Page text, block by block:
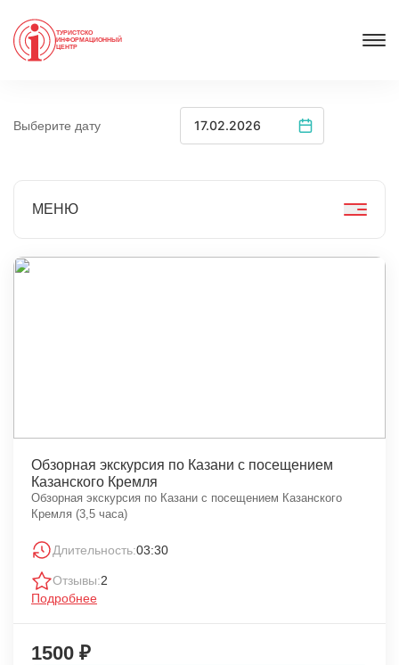
ТУРИСТСКО
ИНФОРМАЦИОННЫЙ
ЦЕНТР
Выберите дату
МЕНЮ
Обзорная экскурсия по Казани с посещением
Казанского Кремля
Обзорная экскурсия по Казани с посещением Казанского
Кремля (3,5 часа)
Длительность:03:30
Отзывы:2
Подробнее
1500 ₽